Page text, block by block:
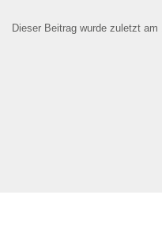
Dieser Beitrag wurde zuletzt am